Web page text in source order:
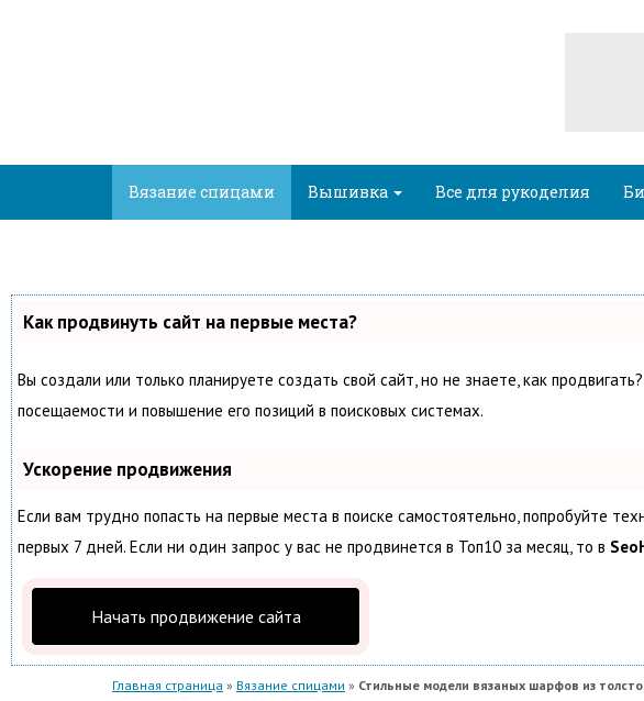
Вязание спицами Вышивка Все для рукоделия
Как продвинуть сайт на первые места?
Вы создали или только планируете создать свой сайт, но не знаете, как
посещаемости и повышение его позиций в поисковых системах.
Ускорение продвижения
Если вам трудно попасть на первые места в поиске самостоятельно, попробуйте
первых 7 дней. Если ни один запрос у вас не продвинется в Топ10 за месяц, то в
Начать продвижение сайта
Главная страница » Вязание спицами » Стильные модели вязаных шарфов из